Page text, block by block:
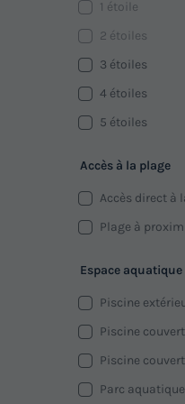
1 étoile
2 étoiles
3 étoiles
4 étoiles
5 étoiles
Accès à la plage
Accès direct à
Plage à
Espace aquatique
Piscine
Piscine
Piscine
Parc aquatique